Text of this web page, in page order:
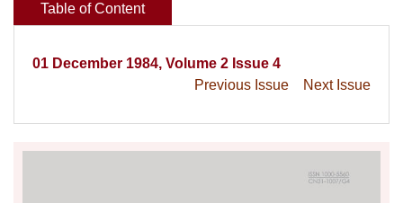
Table of Content
01 December 1984, Volume 2 Issue 4
Previous Issue
Next Issue